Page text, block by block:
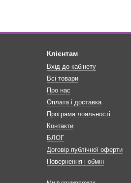
Клієнтам
Вхід до кабінету
Всі товари
Про нас
Оплата і доставка
Програма лояльності
Контакти
БЛОГ
Договір публічної оферти
Повернення і обмін